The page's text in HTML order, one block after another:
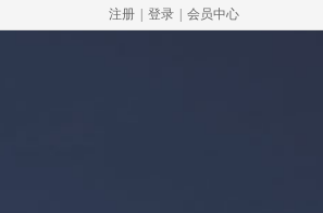
会员中心
注册 登录